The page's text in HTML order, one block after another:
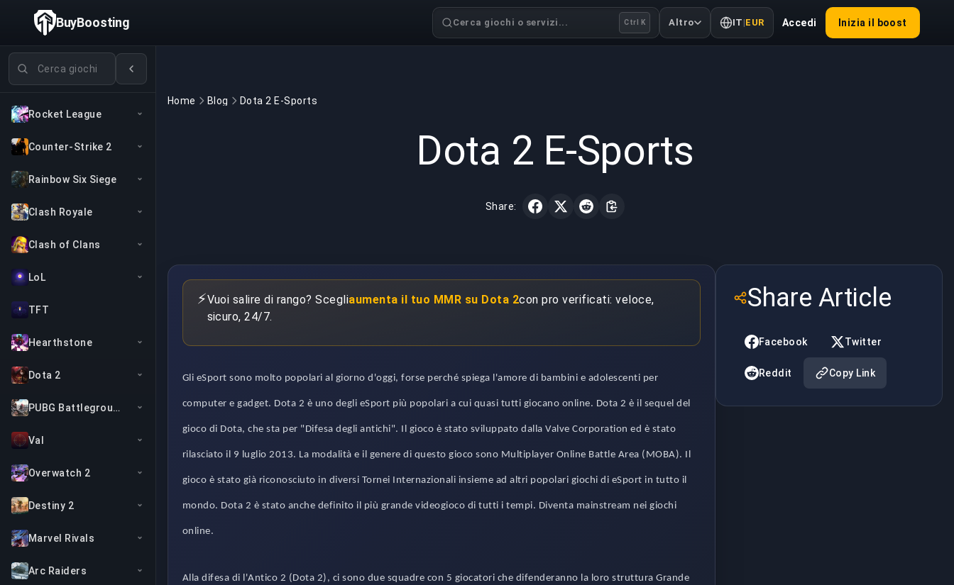
Cerca giochi
Rocket League
Counter-Strike 2
Rainbow Six Siege
Clash Royale
Clash of Clans
LoL
TFT
Hearthstone
Dota 2
PUBG Battlegrounds
Val
Overwatch 2
Destiny 2
Marvel Rivals
Arc Raiders
BuyBoosting Cerca giochi o servizi... Ctrl K Altro IT |EUR Accedi Inizia il boost
Home Blog Dota 2 E-Sports
Dota 2 E-Sports
Share:
⚡Vuoi salire di rango? Scegliaumenta il tuo MMR su Dota 2con pro verificati: veloce,
sicuro, 24/7.
Gli eSport sono molto popolari al giorno d'oggi, forse perché spiega l'amore di bambini e adolescenti per
computer e gadget. Dota 2 è uno degli eSport più popolari a cui quasi tutti giocano online. Dota 2 è il sequel del
gioco di Dota, che sta per "Difesa degli antichi". Il gioco è stato sviluppato dalla Valve Corporation ed è stato
rilasciato il 9 luglio 2013. La modalità e il genere di questo gioco sono Multiplayer Online Battle Area (MOBA). Il
gioco è stato già riconosciuto in diversi Tornei Internazionali insieme ad altri popolari giochi di eSport in tutto il
mondo. Dota 2 è stato anche definito il più grande videogioco di tutti i tempi. Diventa mainstream nei giochi
online.
Alla difesa di l'Antico 2 (Dota 2), ci sono due squadre con 5 giocatori che difenderanno la loro struttura Grande
Share Article
Facebook Twitter
Reddit Copy Link